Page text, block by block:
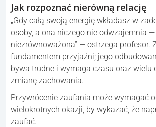
Jak rozpoznać nierówną relację
„Gdy całą swoją energię wkładasz w
osoby, a ona niczego nie odwzajemnia
niezrównoważona” — ostrzega profesor.
fundamentem przyjaźni; jego
bywa trudne i wymaga czasu oraz wielu
zmianę zachowania.
Przywrócenie zaufania może wymagać
wielokrotnych okazji, by wykazać, że
zaufać.